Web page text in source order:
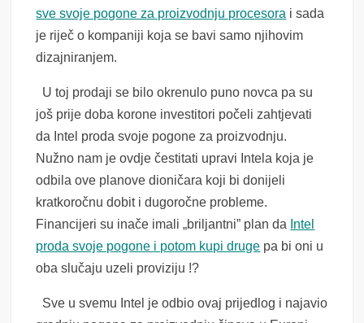
sve svoje pogone za proizvodnju procesora i sada
je riječ o kompaniji koja se bavi samo njihovim
dizajniranjem.
U toj prodaji se bilo okrenulo puno novca pa su
još prije doba korone investitori počeli zahtjevati
da Intel proda svoje pogone za proizvodnju.
Nužno nam je ovdje čestitati upravi Intela koja je
odbila ove planove dioničara koji bi donijeli
kratkoročnu dobit i dugoročne probleme.
Financijeri su inače imali „briljantni” plan da Intel
proda svoje pogone i potom kupi druge pa bi oni u
oba slučaju uzeli proviziju !?
Sve u svemu Intel je odbio ovaj prijedlog i najavio